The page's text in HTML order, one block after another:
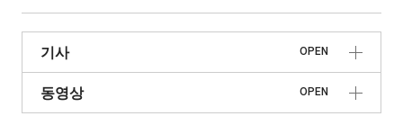
기사 OPEN
동영상 OPEN